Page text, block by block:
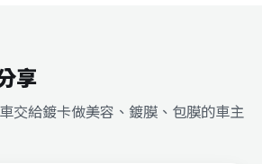
享
交給鍍卡做美容、鍍膜、包膜的車主